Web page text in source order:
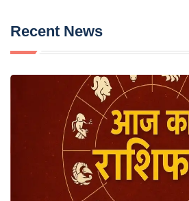
Recent News